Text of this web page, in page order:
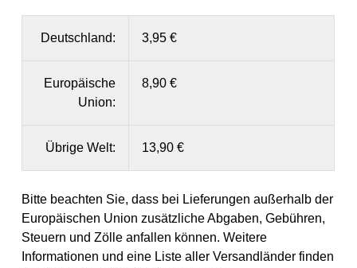
Deutschland: 3,95 €
Europäische
Union:
8,90 €
Übrige Welt: 13,90 €
Bitte beachten Sie, dass bei Lieferungen außerhalb der
Europäischen Union zusätzliche Abgaben, Gebühren,
Steuern und Zölle anfallen können. Weitere
Informationen und eine Liste aller Versandländer finden